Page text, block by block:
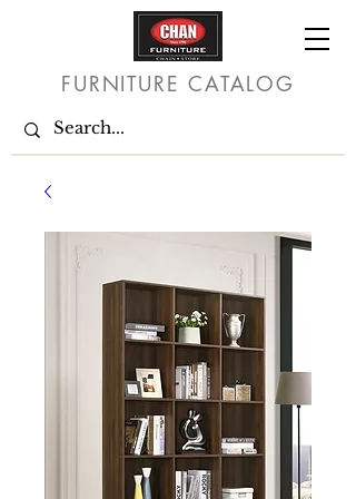
FURNITURE CATALOG